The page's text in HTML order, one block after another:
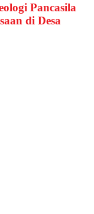
Pancasila
di Desa